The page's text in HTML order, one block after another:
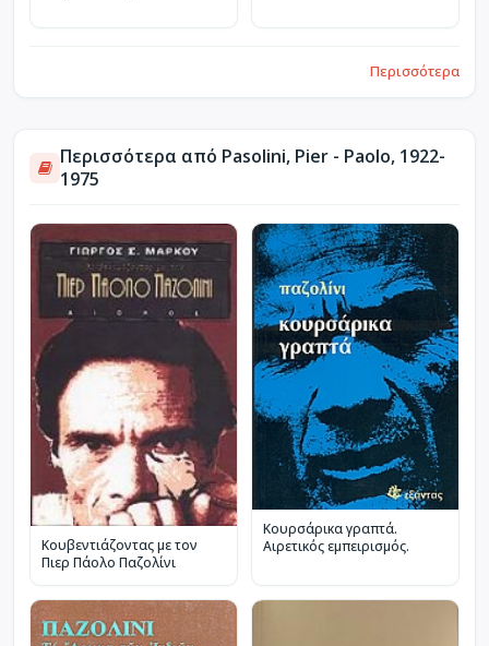
Περισσότερα
Περισσότερα από Pasolini, Pier - Paolo, 1922-
1975
Κουβεντιάζοντας με τον
Πιερ Πάολο Παζολίνι
Κουρσάρικα γραπτά.
Αιρετικός εμπειρισμός.